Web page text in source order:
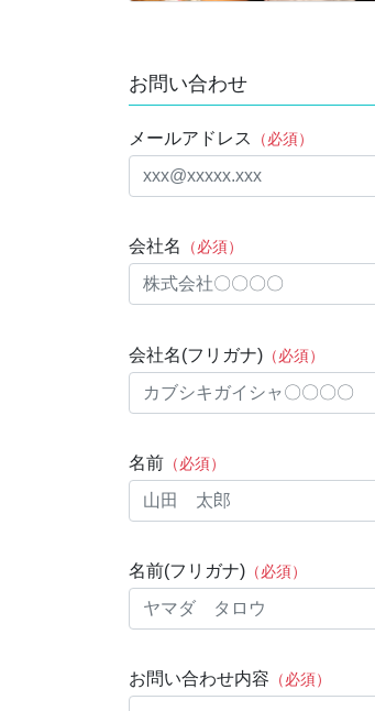
お問い合わせ
メールアドレス （必須）
会社名 （必須）
会社名(フリガナ) （必須）
名前 （必須）
名前(フリガナ) （必須）
お問い合わせ内容 （必須）